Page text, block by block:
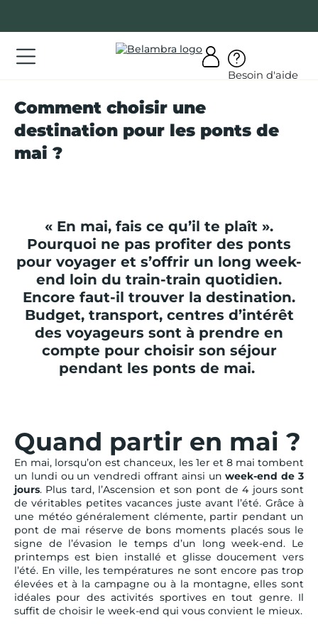
contenu
Besoin d'aide
Comment choisir une
destination pour les ponts de
mai ?
« En mai, fais ce qu’il te plaît ».
Pourquoi ne pas profiter des ponts
pour voyager et s’offrir un long week-
end loin du train-train quotidien.
Encore faut-il trouver la destination.
Budget, transport, centres d’intérêt
des voyageurs sont à prendre en
compte pour choisir son séjour
pendant les ponts de mai.
Quand partir en mai ?
En mai, lorsqu’on est chanceux, les 1er et 8 mai tombent
un lundi ou un vendredi offrant ainsi unweek-end de 3
jours. Plus tard, l’Ascension et son pont de 4 jours sont
de véritables petites vacances juste avant l’été. Grâce à
une météo généralement clémente, partir pendant un
pont de mai réserve de bons moments placés sous le
signe de l’évasion le temps d’un long week-end. Le
printemps est bien installé et glisse doucement vers
l’été. En ville, les températures ne sont encore pas trop
élevées et à la campagne ou à la montagne, elles sont
idéales pour des activités sportives en tout genre. Il
suffit de choisir le week-end qui vous convient le mieux.